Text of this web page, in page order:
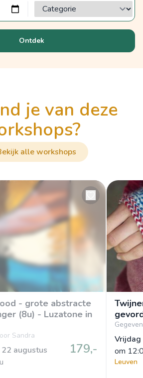
Categorie?
Ontdek
alle workshops
- grote abstracte
(8u) - Luzatone in
Sandra
augustus
179,-
Vrijdag
om
Leuven